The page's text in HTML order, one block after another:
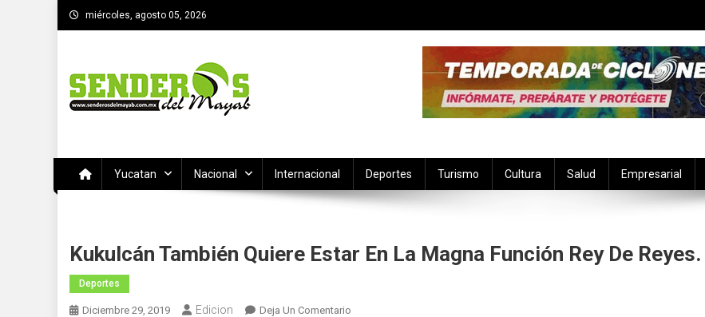
Saltar
al
miércoles, agosto 05, 2026
Yucatan Nacional Internacional Deportes Turismo Cultura Salud Empresarial
Kukulcán También Quiere Estar En La Magna Función Rey De Reyes.
Deportes
Diciembre 29, 2019 Edicion Deja Un Comentario